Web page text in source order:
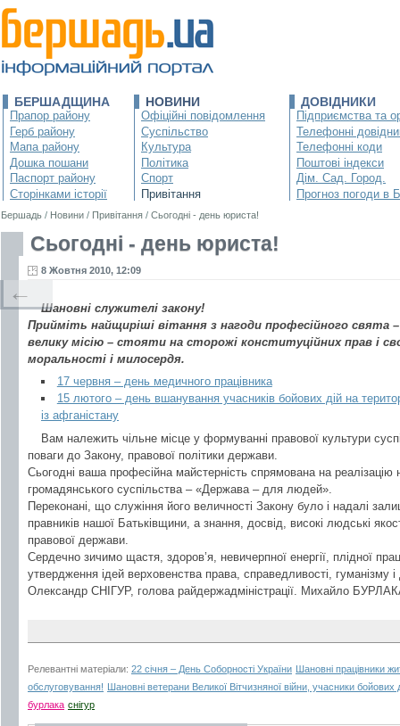
БЕРШАДЩИНА
Прапор району
Герб району
Мапа району
Дошка пошани
Паспорт району
Сторінками історії
НОВИНИ
Офіційні повідомлення
Суспільство
Культура
Політика
Спорт
Привітання
ДОВІДНИКИ
Підприємства та
Телефонні
Телефонні коди
Поштові індекси
Дім. Сад. Город.
Прогноз погоди в
Бершадь / Новини / Привітання / Сьогодні - день юриста!
Сьогодні - день юриста!
8 Жовтня 2010, 12:09
Шановні служителі закону!
Прийміть найщиріші вітання з нагоди професійного свята
велику місію – стояти на сторожі конституційних прав і
моральності і милосердя.
17 червня – день медичного працівника
15 лютого – день вшанування учасників бойових дій на
із афганістану
Вам належить чільне місце у формуванні правової культури
поваги до Закону, правової політики держави.
Сьогодні ваша професійна майстерність спрямована на реалізацію
громадянського суспільства – «Держава – для людей».
Переконані, що служіння його величності Закону було і надалі
правників нашої Батьківщини, а знання, досвід, високі людські
правової держави.
Сердечно зичимо щастя, здоров’я, невичерпної енергії, плідної
утвердження ідей верховенства права, справедливості, гуманізму
Олександр СНІГУР, голова райдержадміністрації. Михайло
Релевантні матеріали: 22 січня – День Соборності України Шановні працівники
обслуговування! Шановні ветерани Великої Вітчизняної війни, учасники бойових
бурлака снігур
←